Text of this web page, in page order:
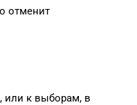
отменит
или к выборам, в